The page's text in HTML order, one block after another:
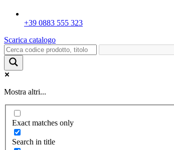
+39 0883 555 323
Scarica catalogo
Mostra altri...
Exact matches only
Search in title